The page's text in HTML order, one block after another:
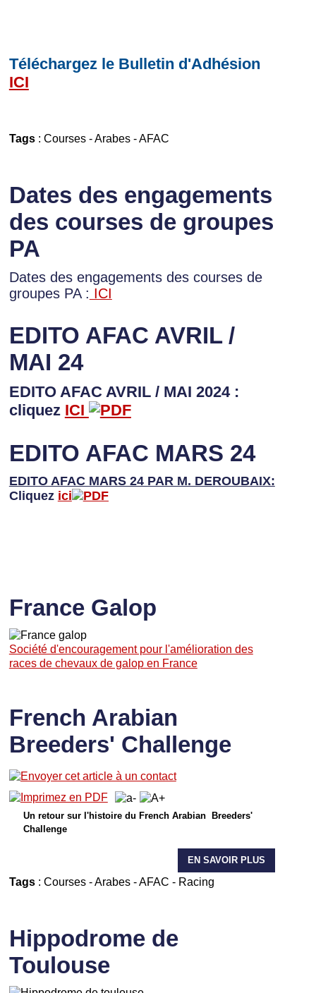
Téléchargez le Bulletin d'Adhésion
ICI
Tags: Courses-Arabes-AFAC
Dates des engagements
des courses de groupes
PA
Dates des engagements des courses de
groupes PA : ICI
EDITO AFAC AVRIL /
MAI 24
EDITO AFAC AVRIL / MAI 2024 :
cliquez ICI
EDITO AFAC MARS 24
EDITO AFAC MARS 24 PAR M. DEROUBAIX:
Cliquez ici
France Galop
Société d'encouragement pour l'amélioration des
races de chevaux de galop en France
French Arabian
Breeders' Challenge
Un retour sur l'histoire du French Arabian Breeders'
Challenge
EN SAVOIR PLUS
Tags: Courses- Arabes- AFAC - Racing
Hippodrome de
Toulouse